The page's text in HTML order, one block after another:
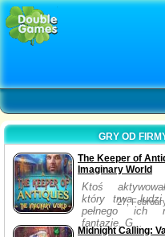
GRY OD
The Keeper of
Imaginary World
Ktoś
który trwa
pełnego ich
fantazje. G...
27,
Midnight Calling: